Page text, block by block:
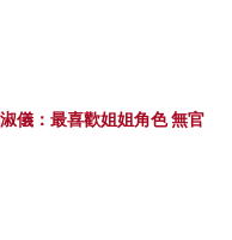
儀：最喜歡姐姐角色 無官